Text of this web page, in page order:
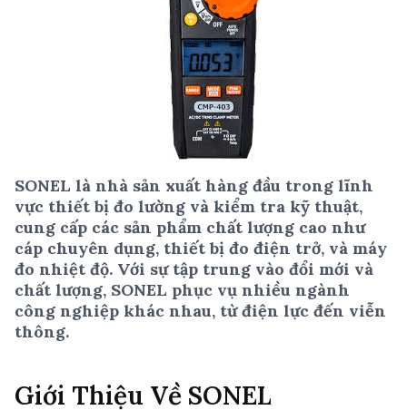
SONEL là nhà sản xuất hàng đầu trong lĩnh
vực thiết bị đo lường và kiểm tra kỹ thuật,
cung cấp các sản phẩm chất lượng cao như
cáp chuyên dụng, thiết bị đo điện trở, và máy
đo nhiệt độ. Với sự tập trung vào đổi mới và
chất lượng, SONEL phục vụ nhiều ngành
công nghiệp khác nhau, từ điện lực đến viễn
thông.
Giới Thiệu Về SONEL